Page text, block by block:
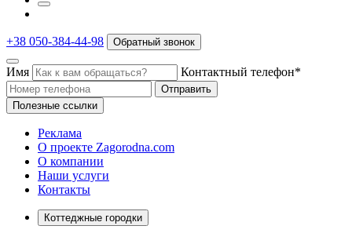
+38 050-384-44-98 Обратный звонок
Имя Контактный телефон*
Отправить
Полезные ссылки
Реклама
О проекте Zagorodna.com
О компании
Наши услуги
Контакты
Коттеджные городки